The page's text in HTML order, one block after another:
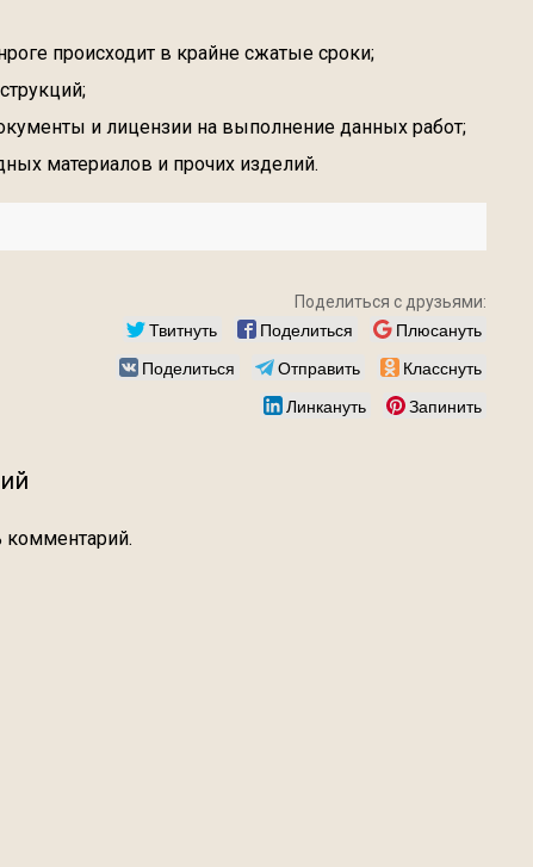
происходит в крайне сжатые сроки;
и лицензии на выполнение данных работ;
материалов и прочих изделий.
Поделиться с друзьями:
Твитнуть Поделиться
Плюсануть
Поделиться
Отправить
Класснуть
Линкануть
Запинить
комментарий.